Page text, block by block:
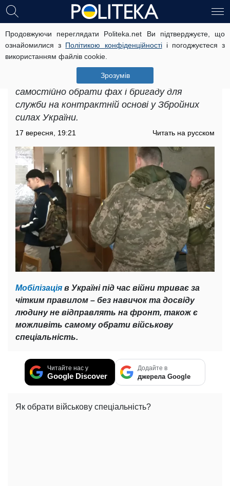
Продовжуючи переглядати Politeka.net Ви підтверджуєте, що
ознайомилися з Політикою конфіденційностіі погоджуєтеся з
використанням файлів cookie.
Зрозумів
Як вибрати військову
спеціальність: юристи розповіли, як
можна вплинути на розподіл
Військовозобов'язані мають можливість
самостійно обрати фах і бригаду для
служби на контрактній основі у Збройних
силах України.
17 вересня, 19:21 Читать на русском
Мобілізація в Україні під час війни триває за
чітким правилом – без навичок та досвіду
людину не відправлять на фронт, також є
можливіть самому обрати військову
спеціальність.
Читайте нас у
Google Discover
Додайте в
джерела Google
Як обрати військову спеціальність?